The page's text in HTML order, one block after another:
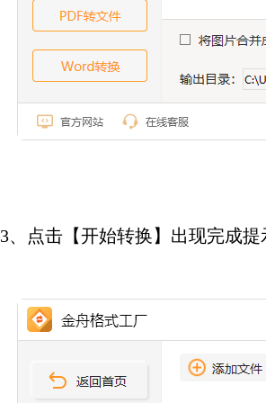
3、点击【开始转换】出现完成提